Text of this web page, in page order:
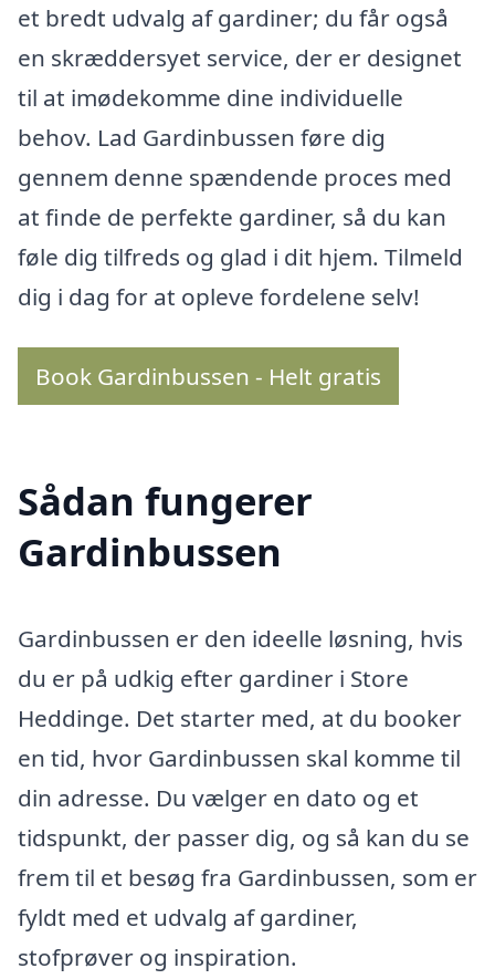
et bredt udvalg af gardiner; du får også
en skræddersyet service, der er designet
til at imødekomme dine individuelle
behov. Lad Gardinbussen føre dig
gennem denne spændende proces med
at finde de perfekte gardiner, så du kan
føle dig tilfreds og glad i dit hjem. Tilmeld
dig i dag for at opleve fordelene selv!
Book Gardinbussen - Helt gratis
Sådan fungerer
Gardinbussen
Gardinbussen er den ideelle løsning, hvis
du er på udkig efter gardiner i Store
Heddinge. Det starter med, at du booker
en tid, hvor Gardinbussen skal komme til
din adresse. Du vælger en dato og et
tidspunkt, der passer dig, og så kan du se
frem til et besøg fra Gardinbussen, som er
fyldt med et udvalg af gardiner,
stofprøver og inspiration.